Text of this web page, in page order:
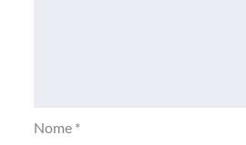
Nome *